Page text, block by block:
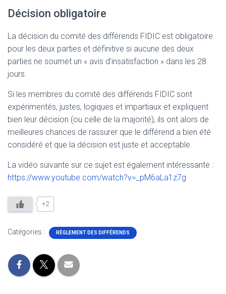
Décision obligatoire
La décision du comité des différends FIDIC est obligatoire
pour les deux parties et définitive si aucune des deux
parties ne soumet un « avis d’insatisfaction » dans les 28
jours.
Si les membres du comité des différends FIDIC sont
expérimentés, justes, logiques et impartiaux et expliquent
bien leur décision (ou celle de la majorité), ils ont alors de
meilleures chances de rassurer que le différend a bien été
considéré et que la décision est juste et acceptable.
La vidéo suivante sur ce sujet est également intéressante :
https://www.youtube.com/watch?v=_pM6aLa1z7g
+2
Catégories : RÈGLEMENT DES DIFFÉRENDS